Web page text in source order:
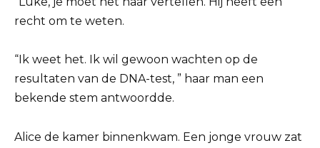
recht om te weten.
“Ik weet het. Ik wil gewoon wachten op de
resultaten van de DNA-test, ” haar man een
bekende stem antwoordde.
Alice de kamer binnenkwam. Een jonge vrouw zat